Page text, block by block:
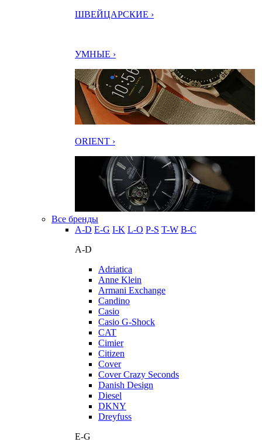
ШВЕЙЦАРСКИЕ ›
УМНЫЕ ›
ORIENT ›
Все бренды
A-D E-G I-K L-O P-S T-W В-С
A-D
Adriatica
Anne Klein
Armani Exchange
Candino
Casio
Casio G-Shock
CAT
Cimier
Citizen
Cover
Cover Crazy Seconds
Danish Design
Diesel
DKNY
Dreyfuss
E-G